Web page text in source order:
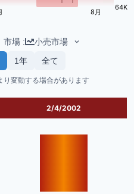
64K
8月
市場 :
小売市場
1年 全て
変動する場合があります
2/4/2002